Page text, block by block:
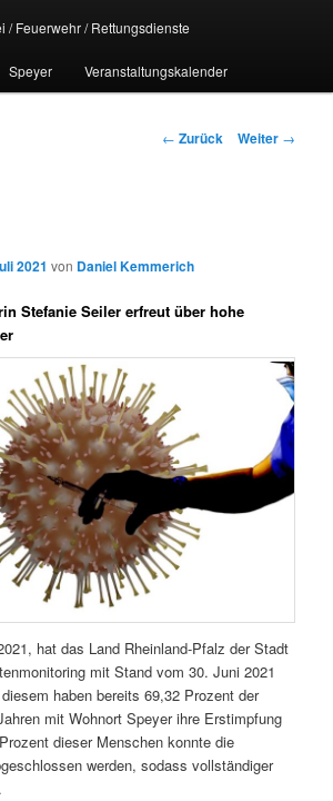
/ Feuerwehr / Rettungsdienste
Speyer Veranstaltungskalender
Beitrags-
← Zurück Weiter →
2021 von Daniel Kemmerich
Stefanie Seiler erfreut über hohe
hat das Land Rheinland-Pfalz der Stadt
mit Stand vom 30. Juni 2021
haben bereits 69,32 Prozent der
mit Wohnort Speyer ihre Erstimpfung
dieser Menschen konnte die
werden, sodass vollständiger